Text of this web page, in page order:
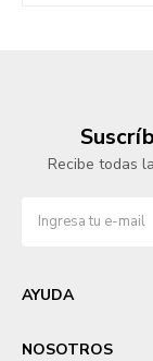
Recibe todas
AYUDA
NOSOTROS